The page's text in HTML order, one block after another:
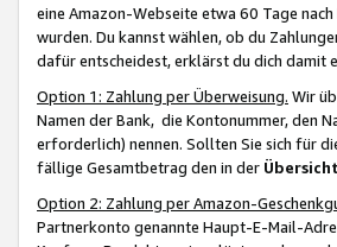
eine Amazon-Webseite etwa 60 Tage
wurden. Du kannst wählen, ob du
dafür entscheidest, erklärst du dich damit
Option 1: Zahlung per Überweisung. Wir
Namen der Bank, die Kontonummer, den
erforderlich) nennen. Sollten Sie sich für
fällige Gesamtbetrag den in der
Option 2: Zahlung per Amazon-
Partnerkonto genannte Haupt-E-Mail-